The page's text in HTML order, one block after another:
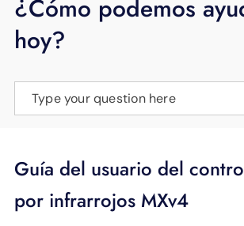
BLOG
APOYO
¿Cómo podemos
hoy?
Type your question here
Guía del usuario del
por infrarrojos MXv4